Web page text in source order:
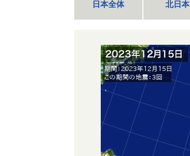
日本全体 北日本